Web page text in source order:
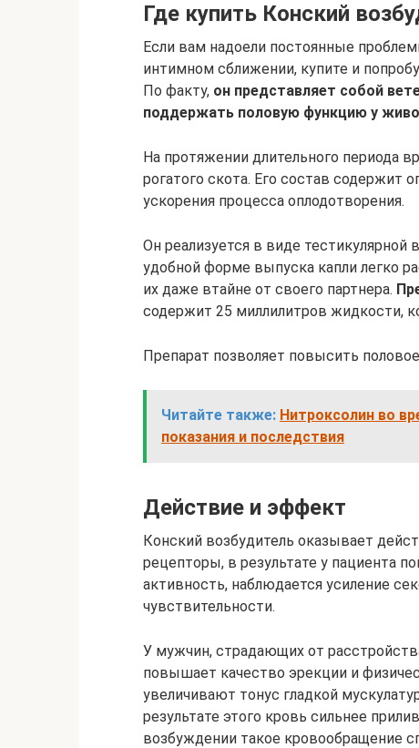
Где купить Конский
Если вам надоели постоянные
интимном сближении, купите и
По факту, он представляет собой
поддержать половую функцию у
На протяжении длительного периода
рогатого скота. Его состав содержит
ускорения процесса оплодотворения.
Он реализуется в виде
удобной форме выпуска капли легко
их даже втайне от своего партнера.
содержит 25 миллилитров жидкости,
Препарат позволяет повысить
Читайте также: Нитроксолин во
показания и последствия
Действие и эффект
Конский возбудитель оказывает
рецепторы, в результате у пациента
активность, наблюдается усиление
чувствительности.
У мужчин, страдающих от
повышает качество эрекции и
увеличивают тонус гладкой
результате этого кровь сильнее
возбуждении такое кровообращение